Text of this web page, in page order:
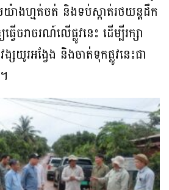
ាងហ្មត់ចត់ និងទប់ស្កាត់រថយន្តដឹក
រាចរណ៍លើផ្លូវនេះ ដើម្បីរក្សា
យូរអង្វែង និងចាត់ទុកផ្លូវនេះជា